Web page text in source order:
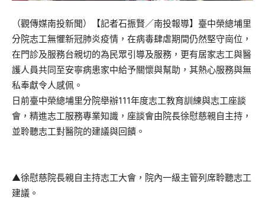
（觀傳媒南投新聞）【記者石振賢／南投報導】臺中榮總埔里
分院志工無懼新冠肺炎疫情，在病毒肆虐期間仍然堅守崗位，
在門診及服務台親切的為民眾引導及服務，更有居家志工與醫
護人員共同至安寧病患家中給予關懷與幫助，其熱心服務與無
私奉獻令人感佩。
日前臺中榮總埔里分院舉辦111年度志工教育訓練與志工座談
會，精進志工服務專業知識，座談會由院長徐慰慈親自主持，
並聆聽志工對醫院的建議與回饋。
▲徐慰慈院長親自主持志工大會，院內一級主管列席聆聽志工
建議。